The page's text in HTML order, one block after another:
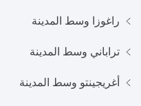
راغوزا وسط المدينة
تراباني وسط المدينة
أغريجينتو وسط المدينة